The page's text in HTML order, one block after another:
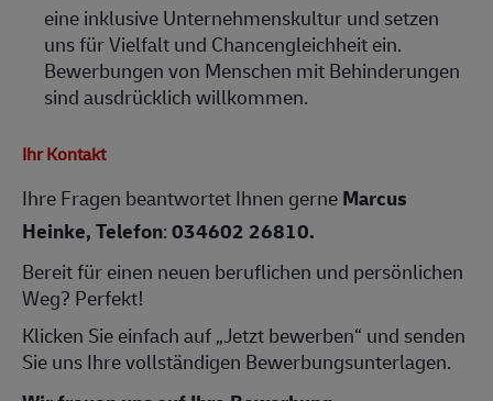
eine inklusive Unternehmenskultur und setzen
uns für Vielfalt und Chancengleichheit ein.
Bewerbungen von Menschen mit Behinderungen
sind ausdrücklich willkommen.
Ihr Kontakt
Ihre Fragen beantwortet Ihnen gerneMarcus
Heinke, Telefon:034602 26810.
Bereit für einen neuen beruflichen und persönlichen
Weg? Perfekt!
Klicken Sie einfach auf „Jetzt bewerben“ und senden
Sie uns Ihre vollständigen Bewerbungsunterlagen.